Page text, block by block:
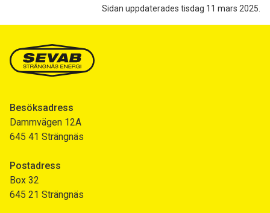
Sidan uppdaterades tisdag 11 mars 2025.
Besöksadress
Dammvägen 12A
645 41 Strängnäs
Postadress
Box 32
645 21 Strängnäs